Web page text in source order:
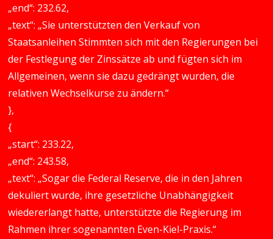
„end“: 232.62,
„text“: „Sie unterstützten den Verkauf von
Staatsanleihen Stimmten sich mit den Regierungen bei
der Festlegung der Zinssätze ab und fügten sich im
Allgemeinen, wenn sie dazu gedrängt wurden, die
relativen Wechselkurse zu ändern.“
},
{
„start“: 233.22,
„end“: 243.58,
„text“: „Sogar die Federal Reserve, die in den Jahren
dekuliert wurde, ihre gesetzliche Unabhängigkeit
wiedererlangt hatte, unterstützte die Regierung im
Rahmen ihrer sogenannten Even-Kiel-Praxis.“